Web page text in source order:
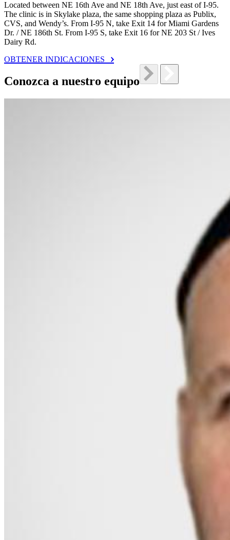
Located between NE 16th Ave and NE 18th Ave, just east of I-95.
The clinic is in Skylake plaza, the same shopping plaza as Publix,
CVS, and Wendy’s. From I-95 N, take Exit 14 for Miami Gardens
Dr. / NE 186th St. From I-95 S, take Exit 16 for NE 203 St / Ives
Dairy Rd.
OBTENER INDICACIONES
Conozca a nuestro equipo